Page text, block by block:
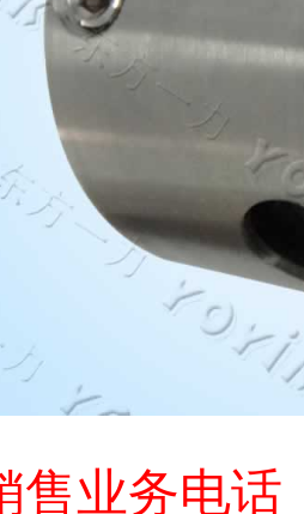
售业务电话